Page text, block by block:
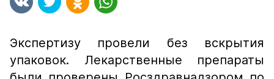
Экспертизу провели без вскрытия
упаковок. Лекарственные препараты